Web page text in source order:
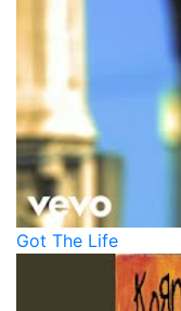
Got The Life